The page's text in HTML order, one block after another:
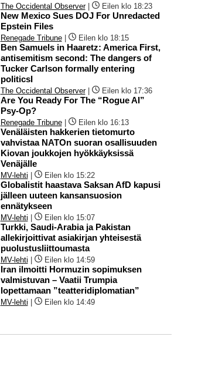
The Occidental Observer| Eilen klo 18:23
New Mexico Sues DOJ For Unredacted
Epstein Files
Renegade Tribune| Eilen klo 18:15
Ben Samuels in Haaretz: America First,
antisemitism second: The dangers of
Tucker Carlson formally entering
politicsI
The Occidental Observer| Eilen klo 17:36
Are You Ready For The “Rogue AI”
Psy-Op?
Renegade Tribune| Eilen klo 16:13
Venäläisten hakkerien tietomurto
vahvistaa NATOn suoran osallisuuden
Kiovan joukkojen hyökkäyksissä
Venäjälle
MV-lehti Eilen klo 15:22
Globalistit haastava Saksan AfD kapusi
jälleen uuteen kansansuosion
ennätykseen
MV-lehti Eilen klo 15:07
Turkki, Saudi-Arabia ja Pakistan
allekirjoittivat asiakirjan yhteisestä
puolustusliittoumasta
MV-lehti Eilen klo 14:59
Iran ilmoitti Hormuzin sopimuksen
valmistuvan – Vaatii Trumpia
lopettamaan ”teatteridiplomatian”
MV-lehti Eilen klo 14:49